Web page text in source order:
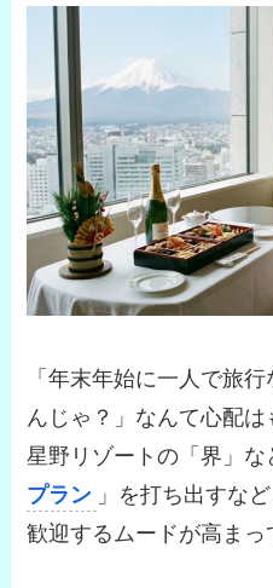
「年末年始に一人で旅
んじゃ？」なんて心配は
星野リゾートの「界」な
プラン 」を打ち出すな
歓迎するムードが高まっ